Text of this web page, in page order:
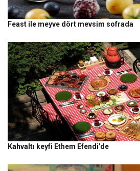
Feast ile meyve dört mevsim sofrada
Kahvaltı keyfi Ethem Efendi’de